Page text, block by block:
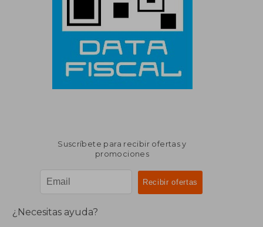
Suscríbete para recibir ofertas y
promociones
¿Necesitas ayuda?